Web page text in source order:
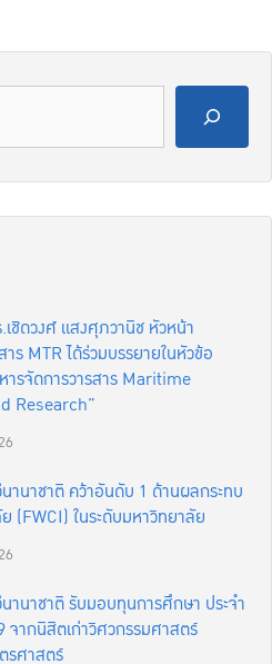
เชิดวงศ์ แสงศุภวานิช หัวหน้า
ร MTR ได้ร่วมบรรยายในหัวข้อ
ารจัดการวารสาร Maritime
Research”
นาชาติ คว้าอันดับ 1 ด้านผลกระทบ
(FWCI) ในระดับมหาวิทยาลัย
นาชาติ รับมอบทุนการศึกษา ประจำ
จากนิสิตเก่าวิศวกรรมศาสตร์
รศาสตร์